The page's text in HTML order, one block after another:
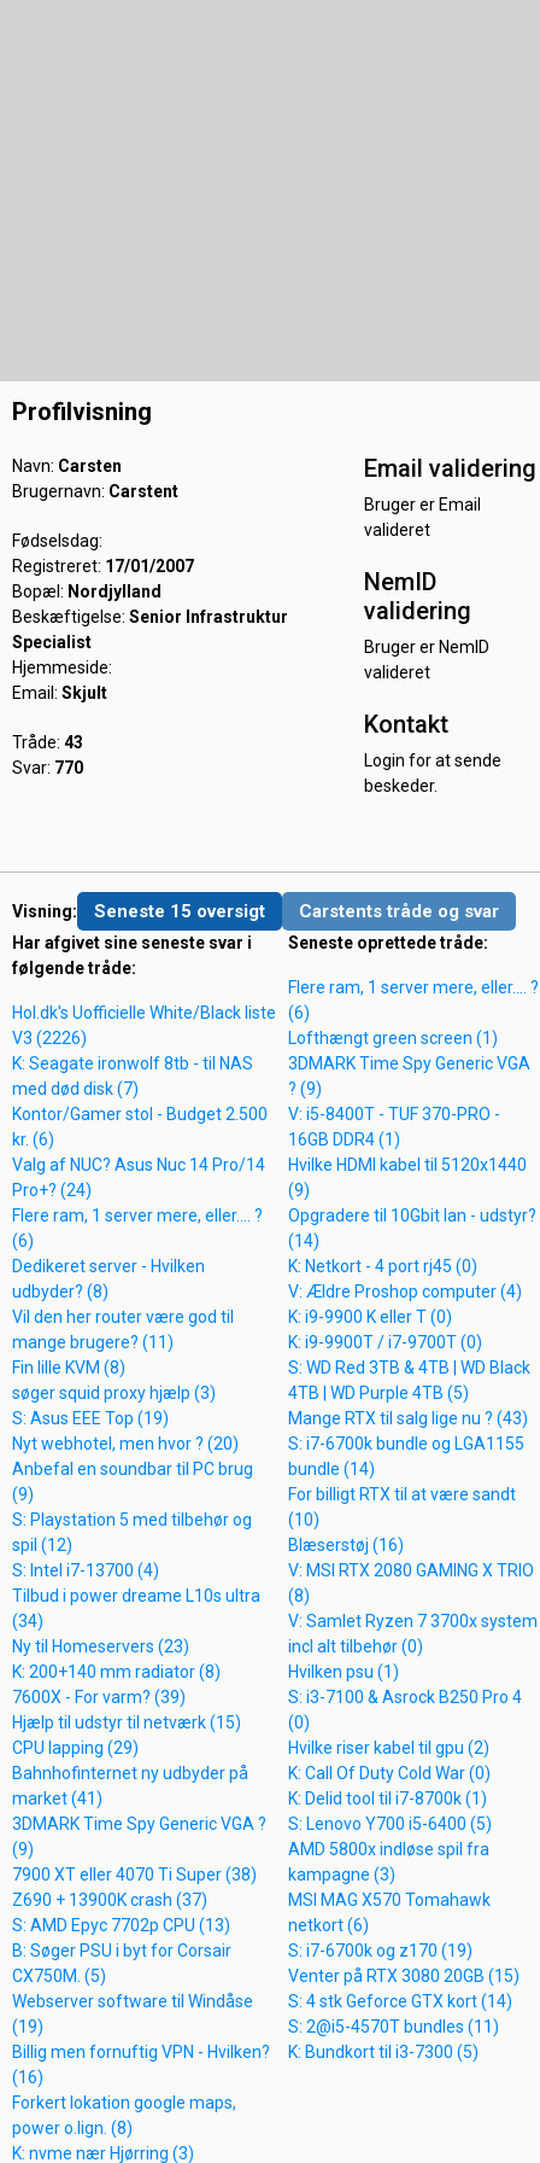
Profilvisning
Navn: Carsten
Brugernavn: Carstent
Fødselsdag:
Registreret: 17/01/2007
Bopæl: Nordjylland
Beskæftigelse: Senior Infrastruktur
Specialist
Hjemmeside:
Email: Skjult
Tråde: 43
Svar: 770
Email validering
Bruger er Email
valideret
NemID
validering
Bruger er NemID
valideret
Kontakt
Login for at sende
beskeder.
Visning: Seneste 15 oversigt Carstents tråde og svar
Har afgivet sine seneste svar i
følgende tråde:
Hol.dk's Uofficielle White/Black liste
V3 (2226)
K: Seagate ironwolf 8tb - til NAS
med død disk (7)
Kontor/Gamer stol - Budget 2.500
kr. (6)
Valg af NUC? Asus Nuc 14 Pro/14
Pro+? (24)
Flere ram, 1 server mere, eller.... ?
(6)
Dedikeret server - Hvilken
udbyder? (8)
Vil den her router være god til
mange brugere? (11)
Fin lille KVM (8)
søger squid proxy hjælp (3)
S: Asus EEE Top (19)
Nyt webhotel, men hvor ? (20)
Anbefal en soundbar til PC brug
(9)
S: Playstation 5 med tilbehør og
spil (12)
S: Intel i7-13700 (4)
Tilbud i power dreame L10s ultra
(34)
Ny til Homeservers (23)
K: 200+140 mm radiator (8)
7600X - For varm? (39)
Hjælp til udstyr til netværk (15)
CPU lapping (29)
Bahnhofinternet ny udbyder på
market (41)
3DMARK Time Spy Generic VGA ?
(9)
7900 XT eller 4070 Ti Super (38)
Z690 + 13900K crash (37)
S: AMD Epyc 7702p CPU (13)
B: Søger PSU i byt for Corsair
CX750M. (5)
Webserver software til Windåse
(19)
Billig men fornuftig VPN - Hvilken?
(16)
Forkert lokation google maps,
power o.lign. (8)
K: nvme nær Hjørring (3)
Seneste oprettede tråde:
Flere ram, 1 server mere, eller.... ?
(6)
Lofthængt green screen (1)
3DMARK Time Spy Generic VGA
? (9)
V: i5-8400T - TUF 370-PRO -
16GB DDR4 (1)
Hvilke HDMI kabel til 5120x1440
(9)
Opgradere til 10Gbit lan - udstyr?
(14)
K: Netkort - 4 port rj45 (0)
V: Ældre Proshop computer (4)
K: i9-9900 K eller T (0)
K: i9-9900T / i7-9700T (0)
S: WD Red 3TB & 4TB | WD Black
4TB | WD Purple 4TB (5)
Mange RTX til salg lige nu ? (43)
S: i7-6700k bundle og LGA1155
bundle (14)
For billigt RTX til at være sandt
(10)
Blæserstøj (16)
V: MSI RTX 2080 GAMING X TRIO
(8)
V: Samlet Ryzen 7 3700x system
incl alt tilbehør (0)
Hvilken psu (1)
S: i3-7100 & Asrock B250 Pro 4
(0)
Hvilke riser kabel til gpu (2)
K: Call Of Duty Cold War (0)
K: Delid tool til i7-8700k (1)
S: Lenovo Y700 i5-6400 (5)
AMD 5800x indløse spil fra
kampagne (3)
MSI MAG X570 Tomahawk
netkort (6)
S: i7-6700k og z170 (19)
Venter på RTX 3080 20GB (15)
S: 4 stk Geforce GTX kort (14)
S: 2@i5-4570T bundles (11)
K: Bundkort til i3-7300 (5)